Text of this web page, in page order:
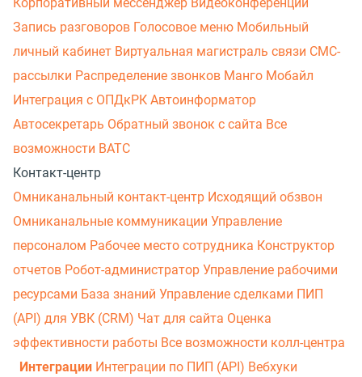
Запись разговоров Голосовое меню Мобильный
личный кабинет Виртуальная магистраль связи СМС-
рассылки Распределение звонков Манго Мобайл
Интеграция с ОПДкРК Автоинформатор
Автосекретарь Обратный звонок с сайта Все
возможности ВАТС
Контакт-центр
Омниканальный контакт-центр Исходящий обзвон
Омниканальные коммуникации Управление
персоналом Рабочее место сотрудника Конструктор
отчетов Робот-администратор Управление рабочими
ресурсами База знаний Управление сделками ПИП
(API) для УВК (CRM) Чат для сайта Оценка
эффективности работы Все возможности колл-центра
Интеграции Интеграции по ПИП (API) Вебхуки